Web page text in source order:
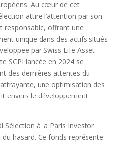
Au cœur de cet
attire l’attention par son
responsable, offrant une
unique dans des actifs situés
par Swiss Life Asset
SCPI lancée en 2024 se
des dernières attentes du
une optimisation des
envers le développement
Sélection à la Paris Investor
du hasard. Ce fonds représente